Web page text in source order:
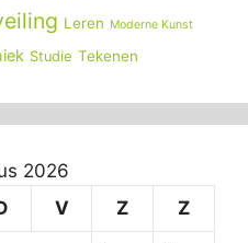
Leren Moderne Kunst
Studie Tekenen
2026
V Z Z